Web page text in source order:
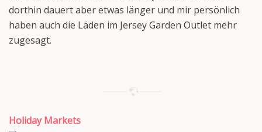
dorthin dauert aber etwas länger und mir persönlich
haben auch die Läden im Jersey Garden Outlet mehr
zugesagt.
Holiday Markets